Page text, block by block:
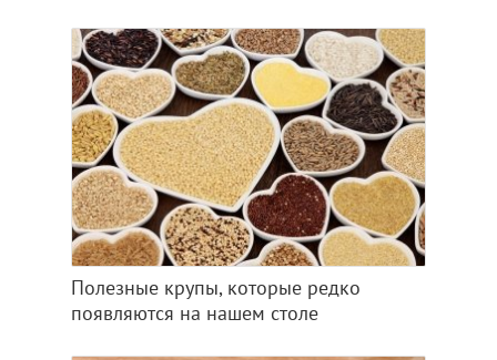
Полезные крупы, которые редко
появляются на нашем столе